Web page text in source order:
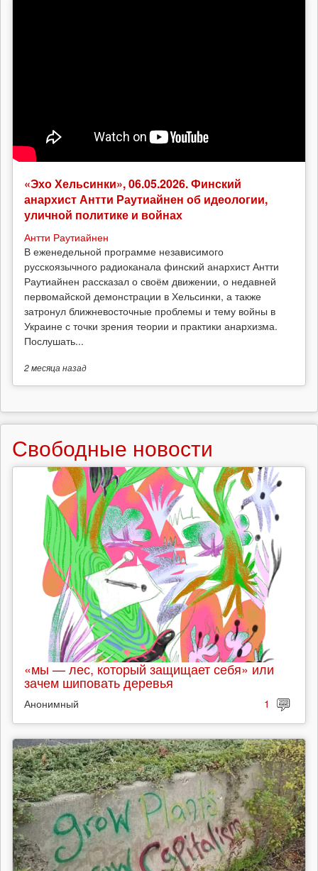
«Эхо Хельсинки», 06.05.2026. Финский
анархист Антти Раутиайнен об идеологии,
уличной политике и войнах
Антти Раутиайнен
В еженедельной программе независимого
русскоязычного радиоканала финский анархист Антти
Раутиайнен рассказал о своём движении, о недавней
первомайской демонстрации в Хельсинки, а также
затронул ближневосточные проблемы и тему войны в
Украине с точки зрения теории и практики анархизма.
Послушать...
2 месяцаназад
Свободные новости
«мы — лес, который защищает себя» или
зачем шиповать деревья
Анонимный 1